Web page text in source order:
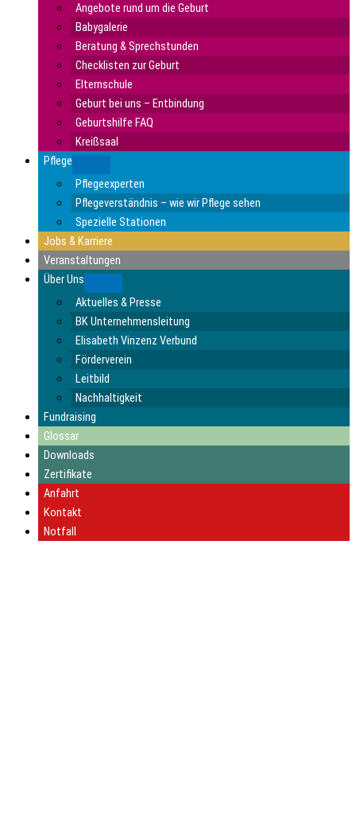
Angebote rund um die Geburt
Babygalerie
Beratung & Sprechstunden
Checklisten zur Geburt
Elternschule
Geburt bei uns – Entbindung
Geburtshilfe FAQ
Kreißsaal
Pflege
Pflegeexperten
Pflegeverständnis – wie wir Pflege sehen
Spezielle Stationen
Jobs & Karriere
Veranstaltungen
Über Uns
Aktuelles & Presse
BK Unternehmensleitung
Elisabeth Vinzenz Verbund
Förderverein
Leitbild
Nachhaltigkeit
Fundraising
Glossar
Downloads
Zertifikate
Anfahrt
Kontakt
Notfall